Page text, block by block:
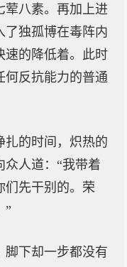
荤八素。再加上进
了独孤博在毒阵内
速的降低着。此时
何反抗能力的普通
扎的时间，炽热的
人道：“我带着
们先干别的。荣
”
脚下却一步都没有